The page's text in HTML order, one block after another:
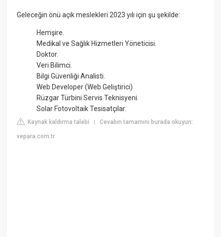
Geleceğin önü açık meslekleri 2023 yılı için şu şekilde:
Hemşire.
Medikal ve Sağlık Hizmetleri Yöneticisi.
Doktor.
Veri Bilimci.
Bilgi Güvenliği Analisti.
Web Developer (Web Geliştirici)
Rüzgar Türbini Servis Teknisyeni.
Solar Fotovoltaik Tesisatçılar.
Kaynak kaldırma talebi |Cevabın tamamını burada okuyun:
vepara.com.tr